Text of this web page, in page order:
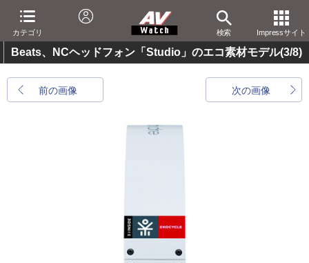
カテゴリ 検索 Impressサイト
Beats、NCヘッドフォン「Studio」のエコ素材モデル(3/8)
前の画像 次の画像